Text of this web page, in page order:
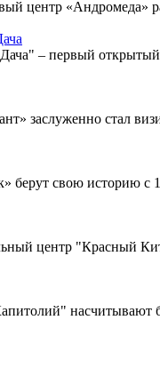
центр «Андромеда»
– первый открытый
заслуженно стал
берут свою историю с
центр "Красный
насчитывают